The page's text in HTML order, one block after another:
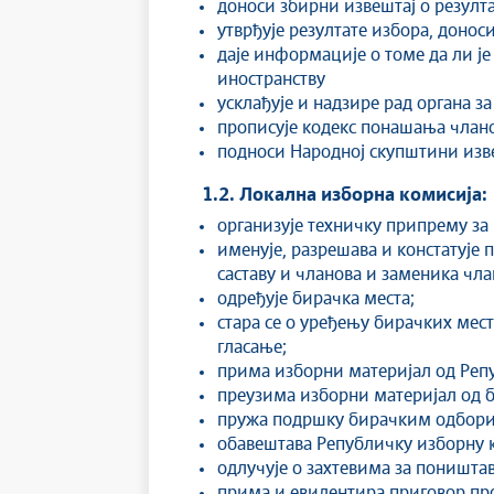
доноси збирни извештај о
утврђује резултате избора,
даје информације о томе да ли
иностранству
усклађује и надзире рад органа
прописује кодекс понашања
подноси Народној скупштини
1.2. Локална изборна комисија:
организује техничку припрему
именује, разрешава и
саставу и чланова и заменика
одређује бирачка места;
стара се о уређењу бирачких
гласање;
прима изборни материјал од
преузима изборни материјал од
пружа подршку бирачким
обавештава Републичку изборну
одлучује о захтевима за